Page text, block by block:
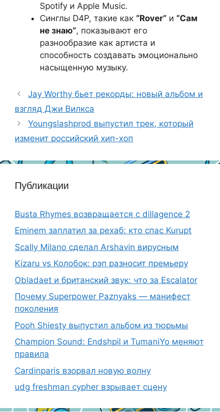
Spotify и Apple Music.
Синглы D4P, такие как “Rover” и “Сам
не знаю”, показывают его
разнообразие как артиста и
способность создавать эмоционально
насыщенную музыку.
Jay Worthy бьет рекорды: новый альбом и
взгляд Джи Вилкса
Youngslashprod выпустил трек, который
изменит российский хип-хоп
Публикации
Busta Rhymes возвращается с dillagence 2
Eminem заплатил за рехаб: кто спас Kurupt
Scally Milano сделал Arshavin вирусным
Kizaru vs Колобок: рэп разносит премьеру
Obladaet и британский звук: что за Escalator
Почему Superpower Paznyaks — манифест
поколения
Pooh Shiesty выпустил альбом из тюрьмы
Champion Sound: Endshpil и TumaniYo меняют
правила
Cardinparis взорвал новую волну
udg freshman cypher взрывает сцену